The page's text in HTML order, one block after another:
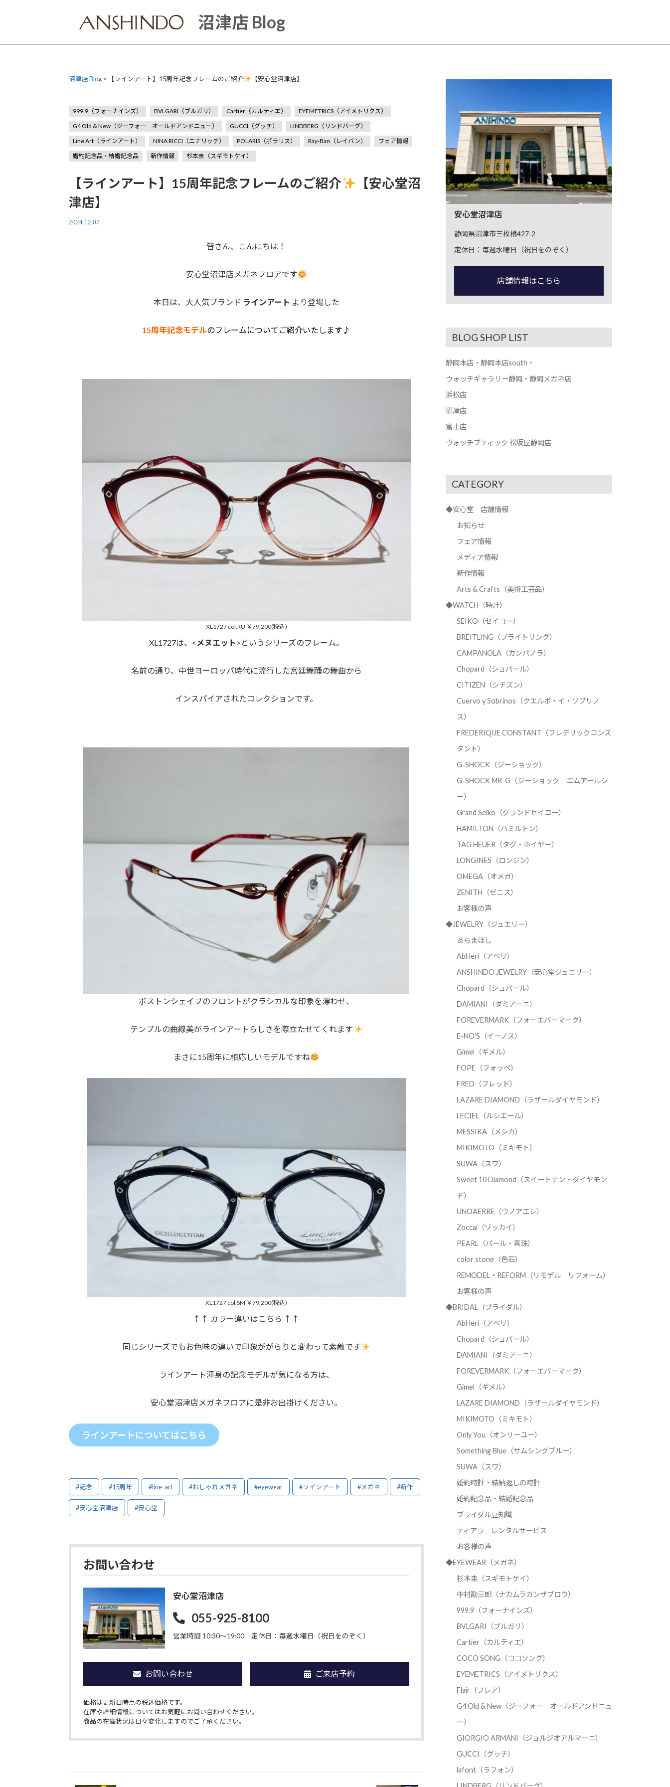
沼津店 Blog
沼津店 Blog > 【ラインアート】15周年記念フレームのご紹介 【安心堂沼津店】
999.9（フォーナインズ） BVLGARI（ブルガリ） Cartier（カルティエ）
EYEMETRICS（アイメトリクス）
G4 Old & New（ジーフォー オールドアンドニュー）
GUCCI（グッチ）
LINDBERG（リンドバーグ）
Line Art（ラインアート）
NINA RICCI（ニナリッチ） POLARIS（ポラリス） Ray-Ban（レイバン）
フェア情報
婚約記念品・結婚記念品
新作情報 杉本圭（スギモトケイ）
【ラインアート】15周年記念フレームのご紹介
【安心堂沼
津店】
2024.12.07
皆さん、こんにちは！
安心堂沼津店メガネフロアです
本日は、大人気ブランド ラインアート より登場した
15周年記念モデルのフレームについてご紹介いたします♪
XL1727 col.RU ￥79,200(税込)
XL1727は、< メヌエット >というシリーズのフレーム。
名前の通り、中世ヨーロッパ時代に流行した宮廷舞踊の舞曲から
インスパイアされたコレクションです。
ボストンシェイプのフロントがクラシカルな印象を漂わせ、
テンプルの曲線美がラインアートらしさを際立たせてくれます
まさに15周年に相応しいモデルですね
XL1727 col.SM ￥79,200(税込)
↑↑ カラー違いはこちら ↑↑
同じシリーズでもお色味の違いで印象ががらりと変わって素敵です
ラインアート渾身の記念モデルが気になる方は、
安心堂沼津店メガネフロアに是非お出掛けください。
ラインアートについてはこちら
#記念 #15周年 #line-art #おしゃれメガネ #eyewear #ラインアート #メガネ #新作
#安心堂沼津店 #安心堂
お問い合わせ
安心堂沼津店
055-925-8100
営業時間 10:30〜19:00 定休日：毎週水曜日（祝日をのぞく）
お問い合わせ ご来店予約
価格は更新日時点の税込価格です。
在庫や詳細情報についてはお気軽にお問い合わせください。
商品の在庫状況は日々変化しますのでご了承ください。
安心堂沼津店
静岡県沼津市三枚橋427-2
定休日：毎週水曜日（祝日をのぞく）
店舗情報はこちら
BLOG SHOP LIST
静岡本店・静岡本店south・
ウォッチギャラリー静岡・静岡メガネ店
浜松店
沼津店
富士店
ウォッチブティック 松坂屋静岡店
CATEGORY
◆安心堂 店舗情報
お知らせ
フェア情報
メディア情報
新作情報
Arts & Crafts（美術工芸品）
◆WATCH（時計）
SEIKO（セイコー）
BREITLING（ブライトリング）
CAMPANOLA（カンパノラ）
Chopard（ショパール）
CITIZEN（シチズン）
Cuervo y Sobrinos（クエルボ・イ・ソブリノ
ス）
FREDERIQUE CONSTANT（フレデリックコンス
タント）
G-SHOCK（ジーショック）
G-SHOCK MR-G（ジーショック エムアールジ
ー）
Grand Seiko（グランドセイコー）
HAMILTON（ハミルトン）
TAG HEUER（タグ・ホイヤー）
LONGINES（ロンジン）
OMEGA（オメガ）
ZENITH（ゼニス）
お客様の声
◆JEWELRY（ジュエリー）
あらまほし
AbHeri（アベリ）
ANSHINDO JEWELRY（安心堂ジュエリー）
Chopard（ショパール）
DAMIANI（ダミアーニ）
FOREVERMARK（フォーエバーマーク）
E-NO'S（イーノス）
Gimel（ギメル）
FOPE（フォッペ）
FRED（フレッド）
LAZARE DIAMOND（ラザールダイヤモンド）
LECIEL（ルシエール）
MESSIKA（メシカ）
MIKIMOTO（ミキモト）
SUWA（スワ）
Sweet 10 Diamond（スイートテン・ダイヤモン
ド）
UNOAERRE（ウノアエレ）
Zoccai（ゾッカイ）
PEARL（パール・真珠）
color stone（色石）
REMODEL・REFORM（リモデル リフォーム）
お客様の声
◆BRIDAL（ブライダル）
AbHeri（アベリ）
Chopard（ショパール）
DAMIANI（ダミアーニ）
FOREVERMARK（フォーエバーマーク）
Gimel（ギメル）
LAZARE DIAMOND（ラザールダイヤモンド）
MIKIMOTO（ミキモト）
Only You（オンリーユー）
Something Blue（サムシングブルー）
SUWA（スワ）
婚約時計・結納返しの時計
婚約記念品・結婚記念品
ブライダル豆知識
ティアラ レンタルサービス
お客様の声
◆EYEWEAR（メガネ）
杉本圭（スギモトケイ）
中村勘三郎（ナカムラカンザブロウ）
999.9（フォーナインズ）
BVLGARI（ブルガリ）
Cartier（カルティエ）
COCO SONG（ココソング）
EYEMETRICS（アイメトリクス）
Flair（フレア）
G4 Old & New（ジーフォー オールドアンドニュ
ー）
GIORGIO ARMANI（ジョルジオアルマーニ）
GUCCI（グッチ）
lafont（ラフォン）